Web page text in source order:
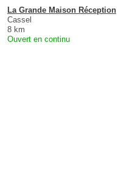
La Grande Maison Réception
Cassel
8 km
Ouvert en continu